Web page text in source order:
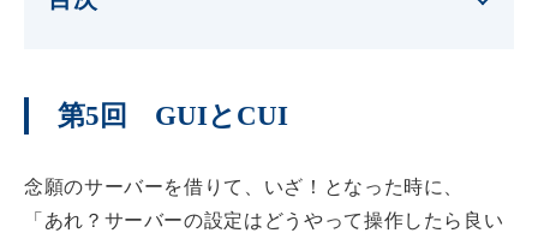
第5回 GUIとCUI
念願のサーバーを借りて、いざ！となった時に、
「あれ？サーバーの設定はどうやって操作したら良い